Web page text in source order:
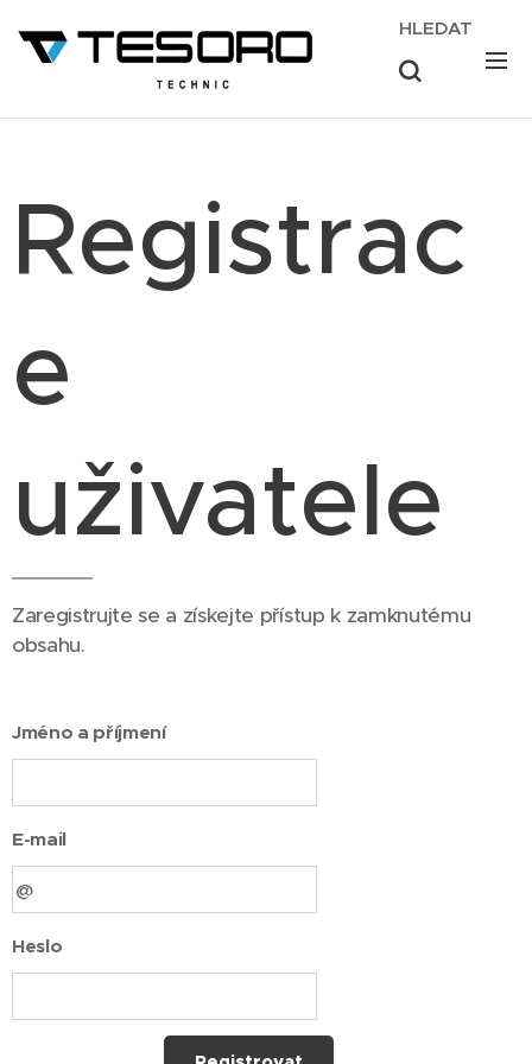
HLEDAT
Registrac
e
uživatele
Zaregistrujte se a získejte přístup k zamknutému
obsahu.
Jméno a příjmení
E-mail
Heslo